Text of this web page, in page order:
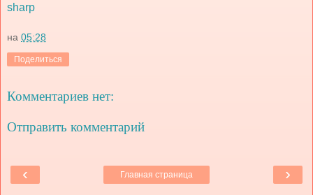
sharp
на 05:28
Поделиться
Комментариев нет:
Отправить комментарий
‹ ›
Главная страница